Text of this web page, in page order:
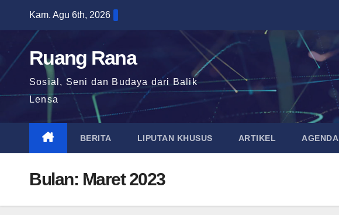
content
Kam. Agu 6th, 2026
Ruang Rana
Sosial, Seni dan Budaya dari Balik
Lensa
BERITA LIPUTAN KHUSUS ARTIKEL AGENDA
Bulan: Maret 2023